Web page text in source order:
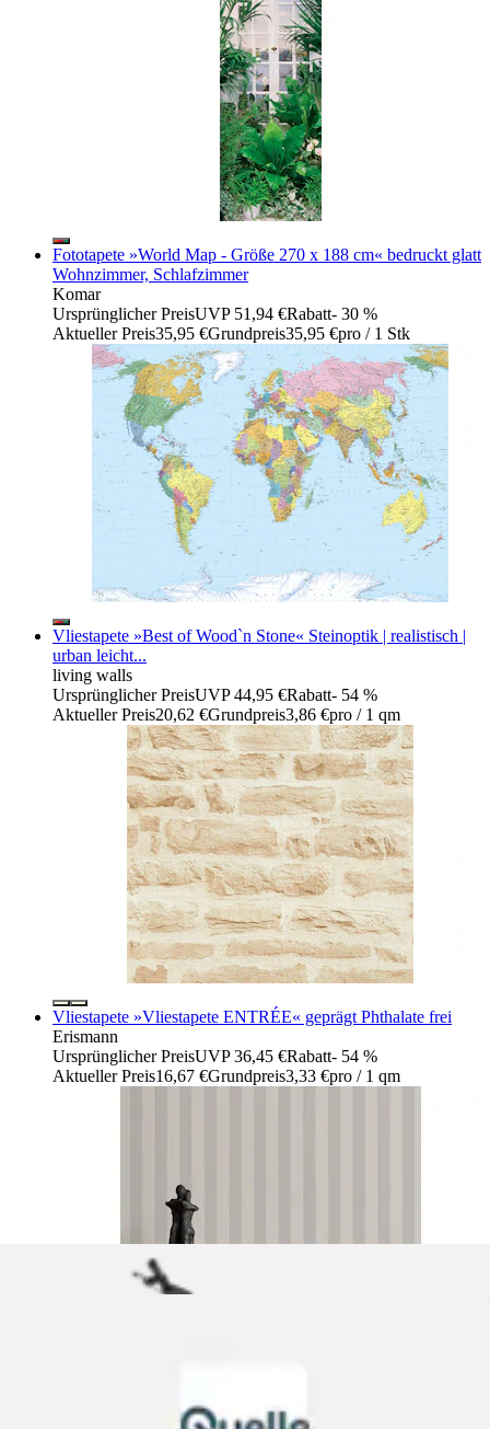
Fototapete »World Map - Größe 270 x 188 cm« bedruckt glatt
Wohnzimmer, Schlafzimmer
Komar
Ursprünglicher PreisUVP 51,94 €Rabatt- 30 %
Aktueller Preis35,95 €Grundpreis35,95 €pro / 1 Stk
Vliestapete »Best of Wood`n Stone« Steinoptik | realistisch |
urban leicht...
living walls
Ursprünglicher PreisUVP 44,95 €Rabatt- 54 %
Aktueller Preis20,62 €Grundpreis3,86 €pro / 1 qm
Vliestapete »Vliestapete ENTRÉE« geprägt Phthalate frei
Erismann
Ursprünglicher PreisUVP 36,45 €Rabatt- 54 %
Aktueller Preis16,67 €Grundpreis3,33 €pro / 1 qm